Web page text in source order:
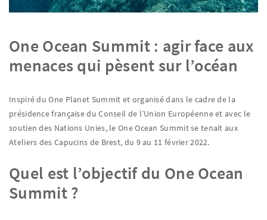
One Ocean Summit : agir face aux
menaces qui pèsent sur l’océan
Inspiré du One Planet Summit et organisé dans le cadre de la
présidence française du Conseil de l’Union Européenne et avec le
soutien des Nations Unies, le One Ocean Summit se tenait aux
Ateliers des Capucins de Brest, du 9 au 11 février 2022.
Quel est l’objectif du One Ocean
Summit ?